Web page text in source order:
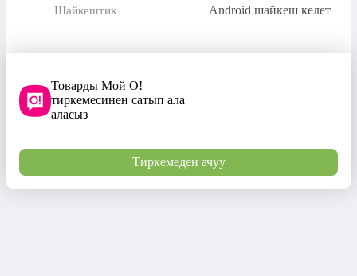
Шайкештик Android шайкеш келет
Товарды Мой О!
тиркемесинен сатып ала
аласыз
Тиркемеден ачуу